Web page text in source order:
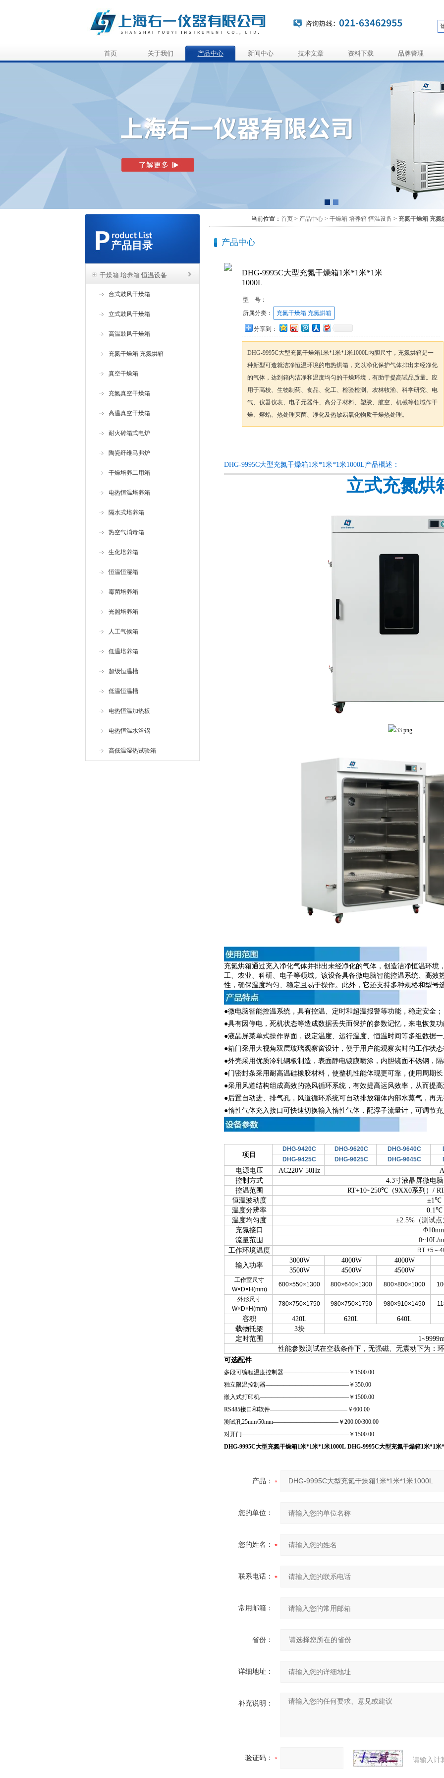
首页 关于我们 产品中心 新闻中心 技术文章 资料下载 品牌管理
产品目录
干燥箱 培养箱 恒温设备
台式鼓风干燥箱
立式鼓风干燥箱
高温鼓风干燥箱
充氮干燥箱 充氮烘箱
真空干燥箱
充氮真空干燥箱
高温真空干燥箱
耐火砖箱式电炉
陶瓷纤维马弗炉
干燥培养二用箱
电热恒温培养箱
隔水式培养箱
热空气消毒箱
生化培养箱
恒温恒湿箱
霉菌培养箱
光照培养箱
人工气候箱
低温培养箱
超级恒温槽
低温恒温槽
电热恒温加热板
电热恒温水浴锅
高低温湿热试验箱
当前位置： 首页 > 产品中心 > 干燥箱 培养箱 恒温设备 > 充氮干燥箱 充氮
产品中心
DHG-9995C大型充氮干燥箱1米*1米*1米
1000L
型 号：
所属分类：
充氮干燥箱 充氮烘箱
分享到：
DHG-9995C大型充氮干燥箱1米*1米*1米1000L内胆尺寸，充氮烘箱是一
种新型可造就洁净恒温环境的电热烘箱，充以净化保护气体排出未经净化
的气体，达到箱内洁净和温度均匀的干燥环境，有助于提高试品质量。应
用于高校、生物制药、食品、化工、检验检测、农林牧渔、科学研究、电
气、仪器仪表、电子元器件、高分子材料、塑胶、航空、机械等领域作干
燥、熔蜡、热处理灭菌、净化及热敏易氧化物质干燥热处理。
DHG-9995C大型充氮干燥箱1米*1米*1米1000L产品概述：
立式充氮烘
充氮烘箱通过充入净化气体并排出未经净化的气体，创造洁净恒温环境
工、农业、科研、电子等领域。该设备具备微电脑智能控温系统、高效
性，确保温度均匀、稳定且易于操作。此外，它还支持多种规格和型号
●微电脑智能控温系统，具有控温、定时和超温报警等功能，稳定安全；
●具有因停电，死机状态等造成数据丢失而保护的参数记忆，来电恢复
●液晶屏菜单式操作界面，设定温度、运行温度、恒温时间等多组数据
●箱门采用大视角双层玻璃观察窗设计，便于用户能观察实时的工作状
●外壳采用优质冷轧钢板制造，表面静电镀膜喷涂，内胆镜面不锈钢，
●门密封条采用耐高温硅橡胶材料，使整机性能体现更可靠，使用周期
●采用风道结构组成高效的热风循环系统，有效提高运风效率，从而提
●后置自动进、排气孔，风道循环系统可自动排放箱体内部水蒸气，
●惰性气体充入接口可快速切换输入惰性气体，配浮子流量计，可调节
项目
DHG-9420C DHG-9620C DHG-9640C
DHG-9425C
DHG-9625C DHG-9645C
电源电压 AC220V 50Hz
控制方式
4.3寸液晶屏微电
控温范围
RT+10~250℃（9XX0系列）/
恒温波动度
±1℃
温度分辨率
0.1℃
温度均匀度
±2.5%（测试
充氮接口
流量范围
0~10L/
工作环境温度
RT+5～
输入功率
3000W 4000W
4000W
3500W
4500W 4500W
工作室尺寸
W×D×H(mm)
600×550×1300 800×640×1300 800×800×1000
外形尺寸
W×D×H(mm)
780×750×1750 980×750×1750 980×910×1450
容积 420L 620L
640L
载物托架
3块
定时范围
性能参数测试在空载条件下，无强磁、无震动下为：
可选配件
多段可编程温度控制器———————————￥ 1500.00
独立限温控制器——————————————￥ 350.00
嵌入式打印机———————————————￥ 1500.00
RS485接口和软件—————————————￥ 600.00
测试孔25mm/50mm———————————￥ 200.00/300.00
对开门——————————————————￥ 1500.00
DHG-9995C大型充氮干燥箱1米*1米*1米1000L DHG-9995C大型充氮干燥箱1米*1米
产品：
您的单位：
您的姓名：
联系电话：
常用邮箱：
省份：
详细地址：
补充说明：
验证码： 请输入计